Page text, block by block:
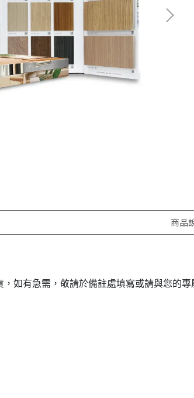
商品
如有急需，敬請於備註處填寫或請與您的